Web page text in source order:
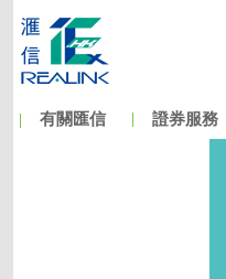
有關匯信 證券服務